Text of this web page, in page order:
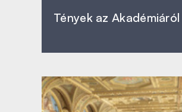
Tények az Akadémiáról